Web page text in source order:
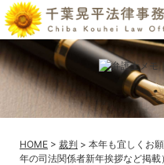
HOME > 裁判 > 本年も宜しくお
年の司法関係者新年挨拶など掲載）